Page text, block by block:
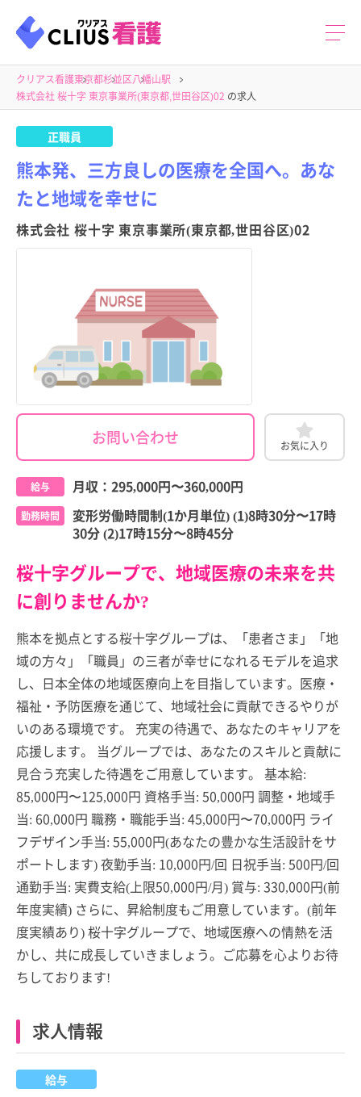
クリアス看護東京都杉並区八幡山駅
株式会社 桜十字 東京事業所(東京都,世田谷区)02 の求人
正職員
熊本発、三方良しの医療を全国へ。あな
たと地域を幸せに
株式会社 桜十字 東京事業所(東京都,世田谷区)02
お問い合わせ お気に入り
給与 月収： 295,000円〜360,000円
勤務時間
変形労働時間制(1か月単位) (1)8時30分〜17時
30分 (2)17時15分〜8時45分
桜十字グループで、地域医療の未来を共
に創りませんか?
熊本を拠点とする桜十字グループは、「患者さま」「地
域の方々」「職員」の三者が幸せになれるモデルを追求
し、日本全体の地域医療向上を目指しています。医療・
福祉・予防医療を通じて、地域社会に貢献できるやりが
いのある環境です。 充実の待遇で、あなたのキャリアを
応援します。 当グループでは、あなたのスキルと貢献に
見合う充実した待遇をご用意しています。 基本給:
85,000円〜125,000円 資格手当: 50,000円 調整・地域手
当: 60,000円 職務・職能手当: 45,000円〜70,000円 ライ
フデザイン手当: 55,000円(あなたの豊かな生活設計をサ
ポートします) 夜勤手当: 10,000円/回 日祝手当: 500円/回
通勤手当: 実費支給(上限50,000円/月) 賞与: 330,000円(前
年度実績) さらに、昇給制度もご用意しています。(前年
度実績あり) 桜十字グループで、地域医療への情熱を活
かし、共に成長していきましょう。ご応募を心よりお待
ちしております!
求人情報
給与